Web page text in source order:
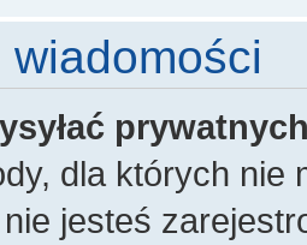
wiadomości
dla których nie
jesteś